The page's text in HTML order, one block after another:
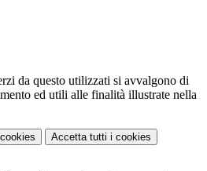
da questo utilizzati si avvalgono di
ed utili alle finalità illustrate nella
Accetta tutti i cookies